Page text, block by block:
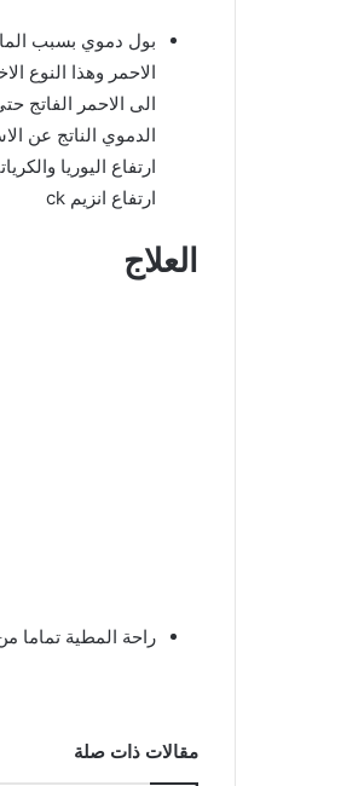
بول دموي بسبب
الاحمر وهذا النوع
الى الاحمر الفاتج
الدموي الناتج عن
ارتفاع اليوريا
ارتفاع انزيم ck
العلاج
راحة المطية تماما
مقالات ذات صلة